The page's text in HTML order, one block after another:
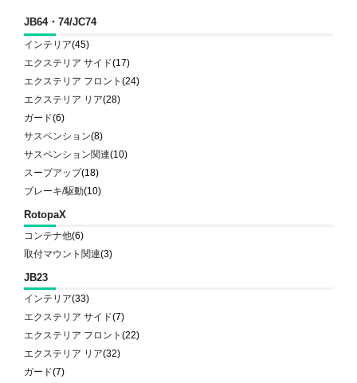
JB64・74/JC74
インテリア(45)
エクステリア サイド(17)
エクステリア フロント(24)
エクステリア リア(28)
ガード(6)
サスペンション(8)
サスペンション関連(10)
スープアップ(18)
ブレーキ/駆動(10)
RotopaX
コンテナ他(6)
取付マウント関連(3)
JB23
インテリア(33)
エクステリア サイド(7)
エクステリア フロント(22)
エクステリア リア(32)
ガード(7)